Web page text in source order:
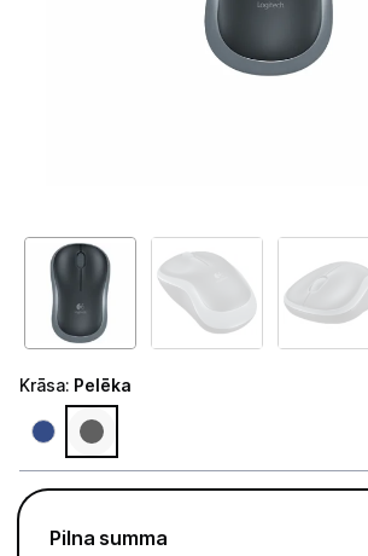
GAMING pasaule >
Portatīvie datori un piederumi
Monitori
Klaviatūras
Gaming krēsli un galdi
Paliktņi pelēm
Krāsa: Pelēka
Pilna summa